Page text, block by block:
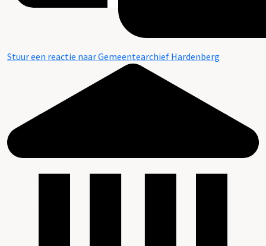
Stuur een reactie naar Gemeentearchief Hardenberg